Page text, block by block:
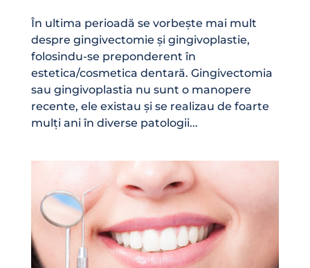
În ultima perioadă se vorbește mai mult
despre gingivectomie și gingivoplastie,
folosindu-se preponderent în
estetica/cosmetica dentară. Gingivectomia
sau gingivoplastia nu sunt o manopere
recente, ele existau și se realizau de foarte
mulți ani în diverse patologii...